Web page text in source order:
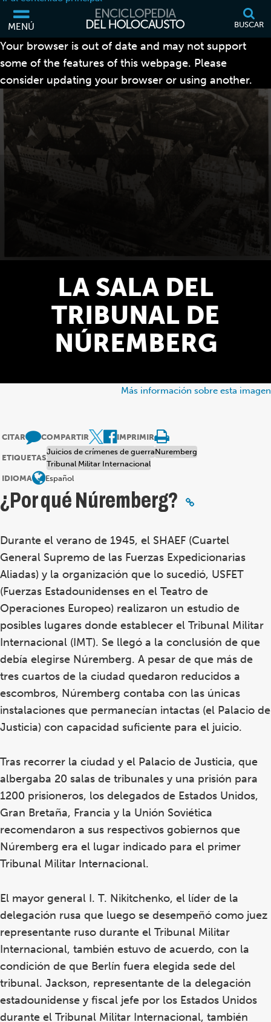
MENÚ BUSCAR
Your browser is out of date and may not support
some of the features of this webpage. Please
consider updating your browser or using another.
Más información sobre esta imagen
LA SALA DEL
TRIBUNAL DE
NÚREMBERG
CITAR COMPARTIR IMPRIMIR
ETIQUETAS
Juicios de crímenes de guerraNuremberg
Tribunal Militar Internacional
IDIOMA
Español
¿Por qué Núremberg?
Durante el verano de 1945, el SHAEF (Cuartel
General Supremo de las Fuerzas Expedicionarias
Aliadas) y la organización que lo sucedió, USFET
(Fuerzas Estadounidenses en el Teatro de
Operaciones Europeo) realizaron un estudio de
posibles lugares donde establecer el Tribunal Militar
Internacional (IMT). Se llegó a la conclusión de que
debía elegirse Núremberg. A pesar de que más de
tres cuartos de la ciudad quedaron reducidos a
escombros, Núremberg contaba con las únicas
instalaciones que permanecían intactas (el Palacio de
Justicia) con capacidad suficiente para el juicio.
Tras recorrer la ciudad y el Palacio de Justicia, que
albergaba 20 salas de tribunales y una prisión para
1200 prisioneros, los delegados de Estados Unidos,
Gran Bretaña, Francia y la Unión Soviética
recomendaron a sus respectivos gobiernos que
Núremberg era el lugar indicado para el primer
Tribunal Militar Internacional.
El mayor general I. T. Nikitchenko, el líder de la
delegación rusa que luego se desempeñó como juez
representante ruso durante el Tribunal Militar
Internacional, también estuvo de acuerdo, con la
condición de que Berlín fuera elegida sede del
tribunal. Jackson, representante de la delegación
estadounidense y fiscal jefe por los Estados Unidos
durante el Tribunal Militar Internacional, también